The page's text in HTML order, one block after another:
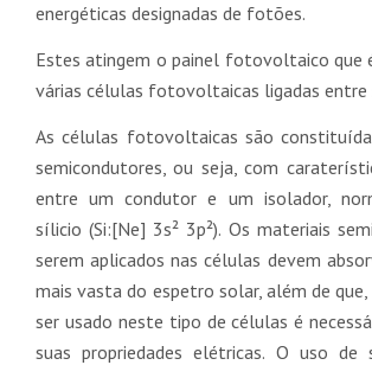
energéticas designadas de fotões.
Estes atingem o painel fotovoltaico que
várias células fotovoltaicas ligadas entre
As células fotovoltaicas são
semicondutores, ou seja, com
entre um condutor e um isolador,
sílicio (Si:[Ne] 3s² 3p²). Os materiais
serem aplicados nas células devem
mais vasta do espetro solar, além de
ser usado neste tipo de células é
suas propriedades elétricas. O uso de